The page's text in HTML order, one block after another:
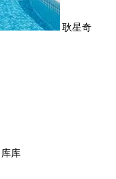
耿星奇
库库